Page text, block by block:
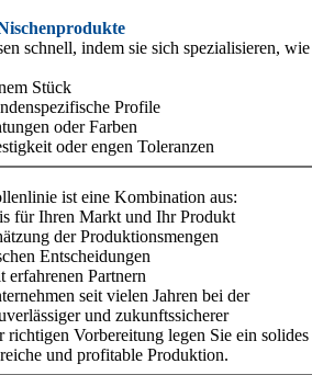
schnell, indem sie sich spezialisieren, wie
Stück
Profile
oder Farben
oder engen Toleranzen
ist eine Kombination aus:
für Ihren Markt und Ihr Produkt
der Produktionsmengen
Entscheidungen
erfahrenen Partnern
seit vielen Jahren bei der
und zukunftssicherer
Vorbereitung legen Sie ein solides
und profitable Produktion.